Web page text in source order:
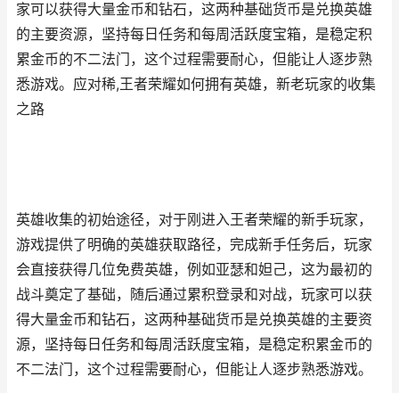
家可以获得大量金币和钻石，这两种基础货币是兑换英雄
的主要资源，坚持每日任务和每周活跃度宝箱，是稳定积
累金币的不二法门，这个过程需要耐心，但能让人逐步熟
悉游戏。应对稀,王者荣耀如何拥有英雄，新老玩家的收集
之路
英雄收集的初始途径，对于刚进入王者荣耀的新手玩家，
游戏提供了明确的英雄获取路径，完成新手任务后，玩家
会直接获得几位免费英雄，例如亚瑟和妲己，这为最初的
战斗奠定了基础，随后通过累积登录和对战，玩家可以获
得大量金币和钻石，这两种基础货币是兑换英雄的主要资
源，坚持每日任务和每周活跃度宝箱，是稳定积累金币的
不二法门，这个过程需要耐心，但能让人逐步熟悉游戏。